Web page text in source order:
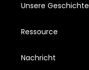
Unsere Geschichte
Ressource
Nachricht